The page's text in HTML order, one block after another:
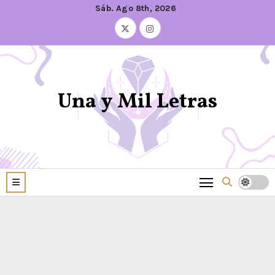
Sáb. Ago 8th, 2026
Una y Mil Letras